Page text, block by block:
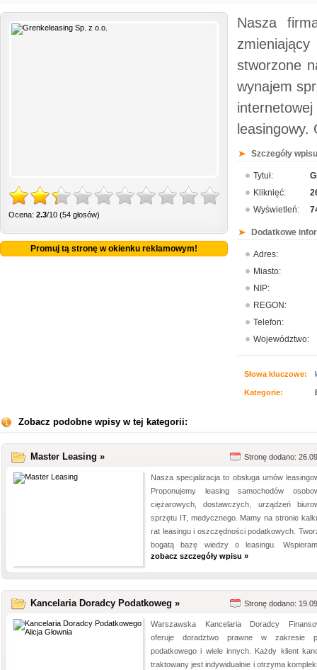
Ocena: 2.3/10 (54 głosów)
Promuj tą stronę w okienku reklamowym!
Nasza
stworzone
wynajem
leasingowy.
Szczegóły
Tytuł:
Kliknięć:
Wyświetleń:
Dodatkowe
Adres:
Miasto:
NIP:
REGON:
Telefon:
Województwo:
Słowa kluczowe:
Kategorie:
Zobacz podobne wpisy w tej kategorii:
Master Leasing » Stronę dodano:
Nasza specjalizacja to obsługa umów
Proponujemy leasing samochodów
ciężarowych, dostawczych, urządzeń
sprzętu IT, medycznego. Mamy na stronie
rat leasingu i oszczędności podatkowych.
bogatą bazę wiedzy o leasingu.
zobacz szczegóły wpisu »
Kancelaria Doradcy Podatkoweg » Stronę dodano:
Warszawska Kancelaria Doradcy
oferuje doradztwo prawne w zakresie
podatkowego i wiele innych. Każdy klient
traktowany jest indywidualnie i otrzyma